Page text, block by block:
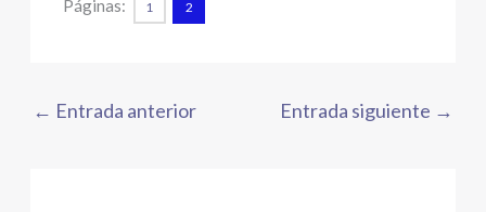
Páginas: 1 2
← Entrada anterior Entrada siguiente →